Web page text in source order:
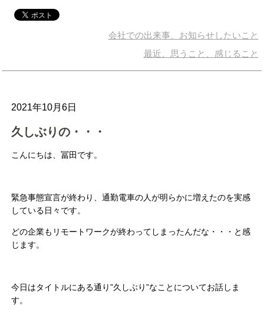
会社での出来事、お知らせしたいこと
最近、思うこと、感じること
2021年10月6日
久しぶりの・・・
こんにちは、冨田です。
緊急事態宣言が終わり、通勤電車の人が明らかに増えたのを実感
している日々です。
どの企業もリモートワークが終わってしまったんだな・・・と感
じます。
今日はタイトルにある通り”久しぶり”なことについてお話しま
す。